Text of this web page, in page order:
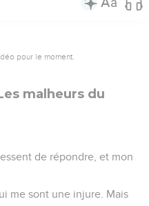
pour le moment.
malheurs du
de répondre, et mon
me sont une injure. Mais